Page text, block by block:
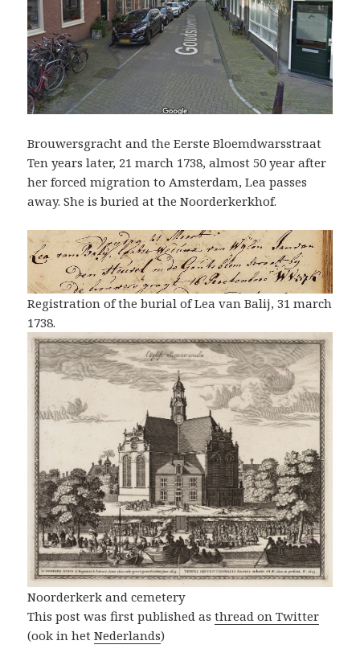
Brouwersgracht and the Eerste Bloemdwarsstraat
Ten years later, 21 march 1738, almost 50 year after
her forced migration to Amsterdam, Lea passes
away. She is buried at the Noorderkerkhof.
Registration of the burial of Lea van Balij, 31 march
1738.
Noorderkerk and cemetery
This post was first published asthread on Twitter
(ook in hetNederlands)